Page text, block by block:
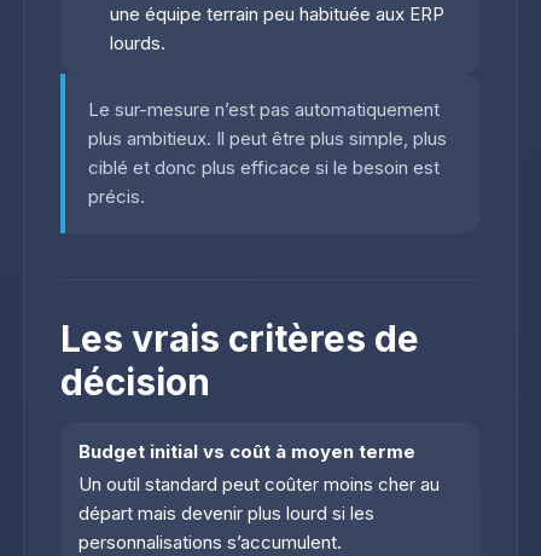
une équipe terrain peu habituée aux ERP
lourds.
Le sur-mesure n’est pas automatiquement
plus ambitieux. Il peut être plus simple, plus
ciblé et donc plus efficace si le besoin est
précis.
Les vrais critères de
décision
Budget initial vs coût à moyen terme
Un outil standard peut coûter moins cher au
départ mais devenir plus lourd si les
personnalisations s’accumulent.